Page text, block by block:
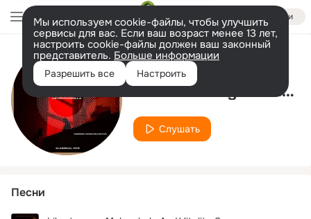
Войти
Мы используем cookie-файлы, чтобы улучшить
сервисы для вас. Если ваш возраст менее 13 лет,
настроить cookie-файлы должен ваш законный
представитель. Больше информации
Разрешить все Настроить
Исполнитель
Modern Tango Collective
Слушать
Песни